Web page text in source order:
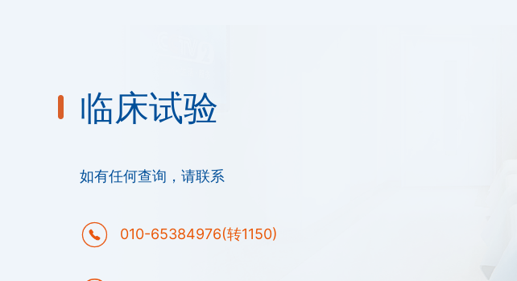
临床试验
如有任何查询，请联系
010-65384976(转1150)